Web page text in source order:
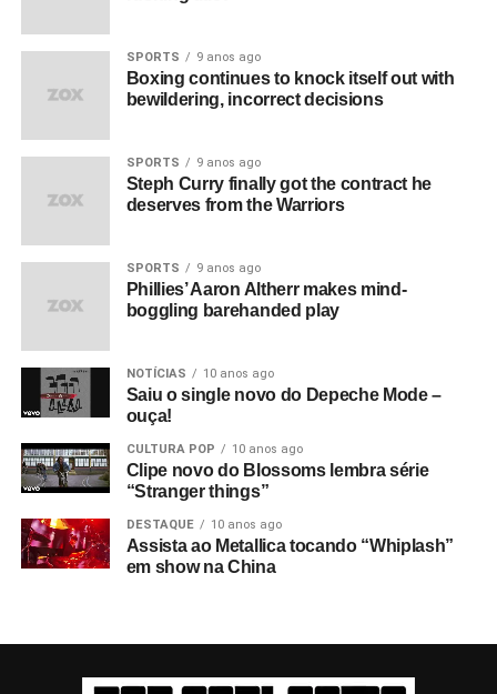
SPORTS 9 anos ago
Boxing continues to knock itself out with
bewildering, incorrect decisions
SPORTS 9 anos ago
Steph Curry finally got the contract he
deserves from the Warriors
SPORTS 9 anos ago
Phillies’ Aaron Altherr makes mind-
boggling barehanded play
NOTÍCIAS 10 anos ago
Saiu o single novo do Depeche Mode –
ouça!
CULTURA POP 10 anos ago
Clipe novo do Blossoms lembra série
“Stranger things”
DESTAQUE 10 anos ago
Assista ao Metallica tocando “Whiplash”
em show na China